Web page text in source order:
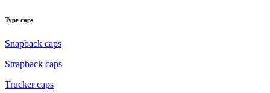
Type caps
Snapback caps
Strapback caps
Trucker caps